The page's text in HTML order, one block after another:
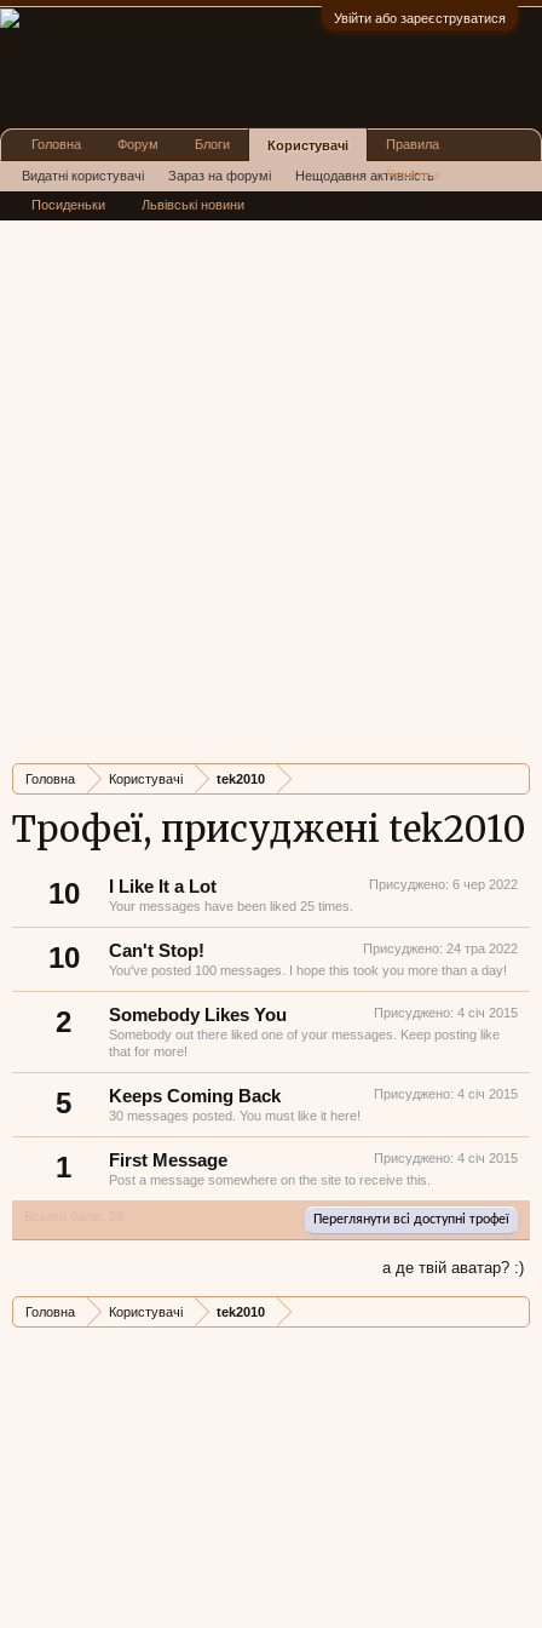
Увійти або зареєструватися
Головна Користувачі tek2010
Трофеї, присуджені tek2010
10 Присуджено: 6 чер 2022
I Like It a Lot
Your messages have been liked 25 times.
10 Присуджено: 24 тра 2022
Can't Stop!
You've posted 100 messages. I hope this took you more than a day!
2 Присуджено: 4 січ 2015
Somebody Likes You
Somebody out there liked one of your messages. Keep posting like
that for more!
5 Присуджено: 4 січ 2015
Keeps Coming Back
30 messages posted. You must like it here!
1 Присуджено: 4 січ 2015
First Message
Post a message somewhere on the site to receive this.
Переглянути всі доступні трофеї
а де твій аватар? :)
Головна Користувачі tek2010
Головна Форум Блоги Користувачі
Видатні користувачі Зараз на форумі Нещодавня активність
Нові повідомлення профілю
Правила
Реклама
Посиденьки Львівські новини